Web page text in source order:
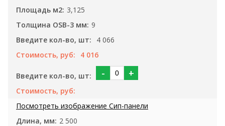
3,125
9
4 066
4 016
- +
2 500